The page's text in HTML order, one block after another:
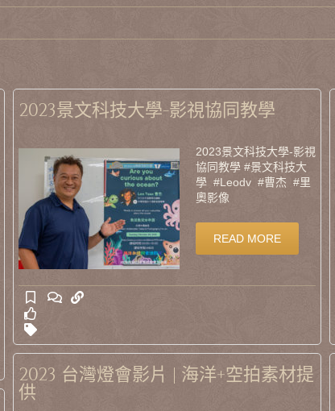
2023景文科技大學-影視協同教學
2023景文科技大學-影視
協同教學 #景文科技大
學 #Leodv #曹杰 #里
奧影像
READ MORE
2023 台灣燈會影片 | 海洋+空拍素材提
供